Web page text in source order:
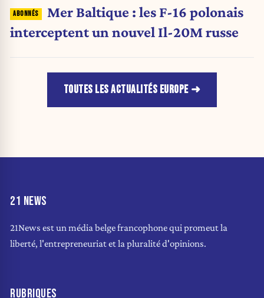
Mer Baltique : les F-16 polonais
interceptent un nouvel Il-20M russe
TOUTES LES ACTUALITÉS EUROPE
21 NEWS
21News est un média belge francophone qui promeut la
liberté, l'entrepreneuriat et la pluralité d'opinions.
RUBRIQUES